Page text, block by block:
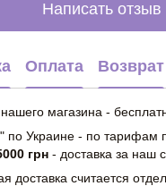
Написать отзыв
Оплата Возврат
магазина -
по Украине - по тарифам
грн - доставка за наш
доставка считается